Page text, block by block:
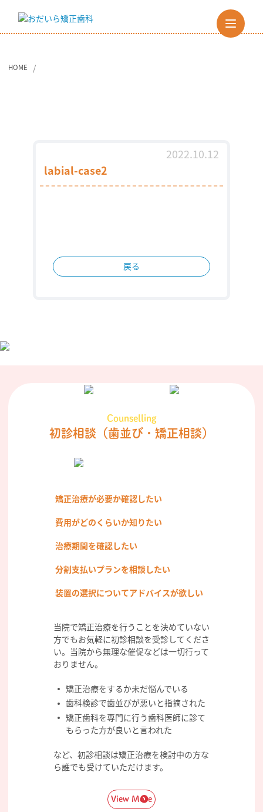
HOME
2022.10.12
labial-case2
戻る
Counselling
初診相談 （歯並び・矯正相談）
矯正治療が必要か確認したい
費用がどのくらいか知りたい
治療期間を確認したい
分割支払いプランを相談したい
装置の選択についてアドバイスが欲しい
当院で矯正治療を行うことを決めていない
方でもお気軽に初診相談を受診してくださ
い。当院から無理な催促などは一切行って
おりません。
矯正治療をするか未だ悩んでいる
歯科検診で歯並びが悪いと指摘された
矯正歯科を専門に行う歯科医師に診て
もらった方が良いと言われた
など、初診相談は矯正治療を検討中の方な
ら誰でも受けていただけます。
View More